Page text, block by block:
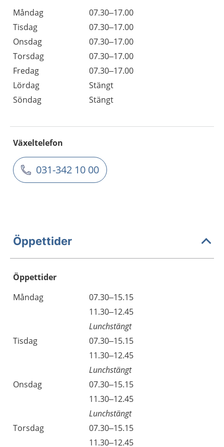
Måndag
07.30–17.00
Tisdag
07.30–17.00
Onsdag
07.30–17.00
Torsdag
07.30–17.00
Fredag
07.30–17.00
Lördag
Stängt
Söndag
Stängt
Växeltelefon
031-342 10 00
Öppettider
Öppettider
Dag
Öppettider
Kommentarer
Måndag
07.30–15.15
11.30–12.45
Lunchstängt
Tisdag
07.30–15.15
11.30–12.45
Lunchstängt
Onsdag
07.30–15.15
11.30–12.45
Lunchstängt
Torsdag
07.30–15.15
11.30–12.45